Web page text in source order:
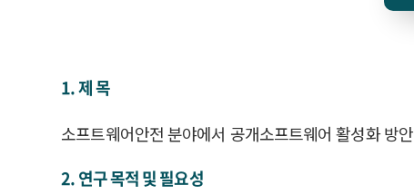
1. 제 목
소프트웨어안전 분야에서 공개소프트웨어 활성화 방안
2. 연구 목적 및 필요성